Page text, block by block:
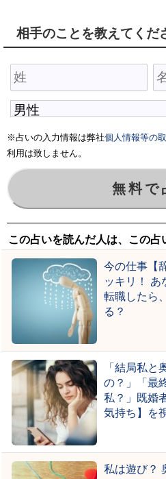
相手のことを教えてくだ
※占いの入力情報は弊社個人情報等の
利用は致しません。
この占いを読んだ人は、この占
今の仕事【
ッキリ！
転職したら
る？
「結局私と
の？」「最
私？」既婚
気持ち】を
私は遊び？